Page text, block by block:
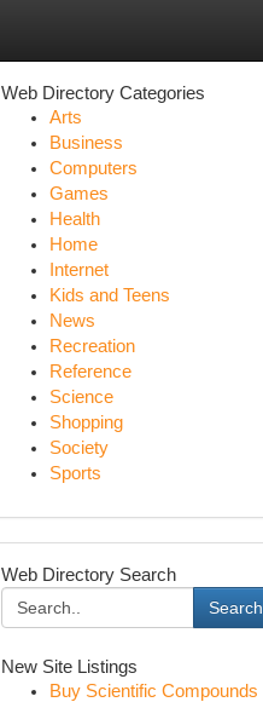
Web Directory Categories
Arts
Business
Computers
Games
Health
Home
Internet
Kids and Teens
News
Recreation
Reference
Science
Shopping
Society
Sports
Web Directory Search
Search
New Site Listings
Buy Scientific Compounds